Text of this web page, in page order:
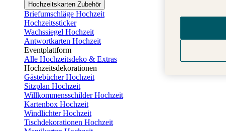
Hochzeitskarten Zubehör
Briefumschläge Hochzeit
Hochzeitssticker
Wachssiegel Hochzeit
Antwortkarten Hochzeit
Eventplattform
Alle Hochzeitsdeko & Extras
Hochzeitsdekorationen
Gästebücher Hochzeit
Sitzplan Hochzeit
Willkommensschilder Hochzeit
Kartenbox Hochzeit
Windlichter Hochzeit
Tischdekorationen Hochzeit